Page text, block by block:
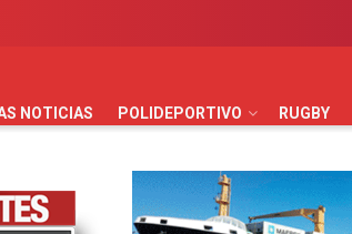
NOTICIAS POLIDEPORTIVO RUGBY